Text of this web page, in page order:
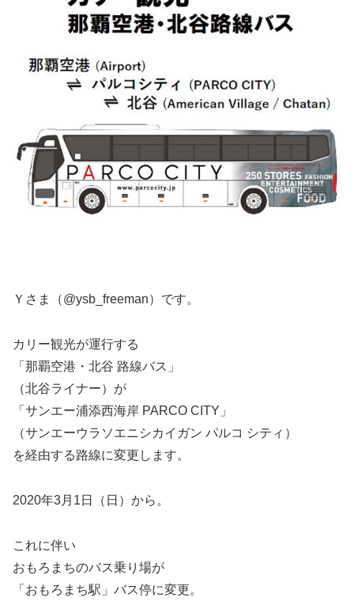
Ｙさま（@ysb_freeman）です。
カリー観光が運行する
「那覇空港・北谷 路線バス」
（北谷ライナー）が
「サンエー浦添西海岸 PARCO CITY」
（サンエーウラソエニシカイガン パルコ シティ）
を経由する路線に変更します。
2020年3月1日（日）から。
これに伴い
おもろまちのバス乗り場が
「おもろまち駅」バス停に変更。